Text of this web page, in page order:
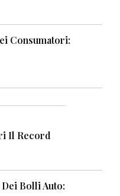
Consumatori:
Il Record
Bolli Auto: